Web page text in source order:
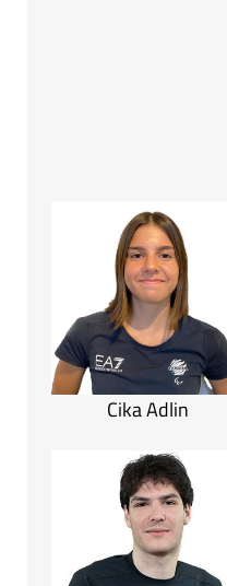
Cika Adlin